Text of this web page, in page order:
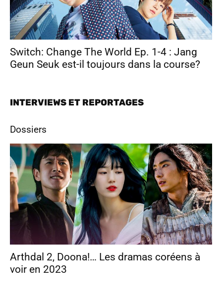
Switch: Change The World Ep. 1-4 : Jang
Geun Seuk est-il toujours dans la course?
INTERVIEWS ET REPORTAGES
Dossiers
Arthdal 2, Doona!… Les dramas coréens à
voir en 2023